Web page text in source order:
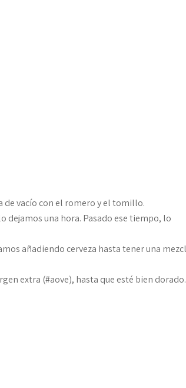
vacío con el romero y el tomillo.
dejamos una hora. Pasado ese tiempo, lo
añadiendo cerveza hasta tener una
extra (#aove), hasta que esté bien dorado.